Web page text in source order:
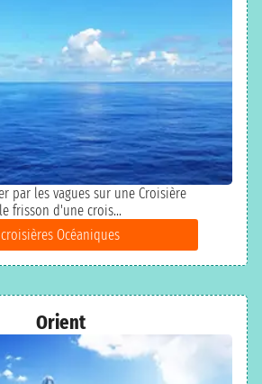
par les vagues sur une Croisière
frisson d'une crois...
croisières Océaniques
Orient